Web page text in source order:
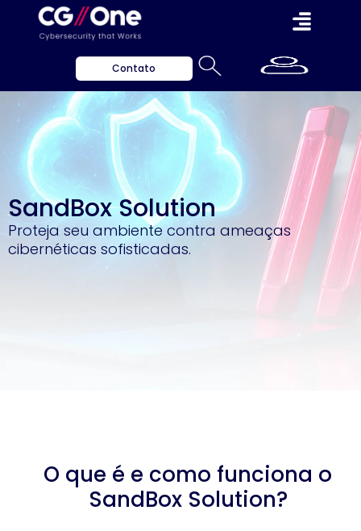
Contato
SandBox Solution
Proteja seu ambiente contra ameaças
cibernéticas sofisticadas.
O que é e como funciona o
SandBox Solution?